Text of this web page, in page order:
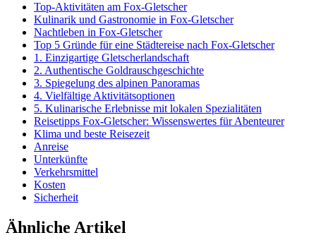
Top-Aktivitäten am Fox-Gletscher
Kulinarik und Gastronomie in Fox-Gletscher
Nachtleben in Fox-Gletscher
Top 5 Gründe für eine Städtereise nach Fox-Gletscher
1. Einzigartige Gletscherlandschaft
2. Authentische Goldrauschgeschichte
3. Spiegelung des alpinen Panoramas
4. Vielfältige Aktivitätsoptionen
5. Kulinarische Erlebnisse mit lokalen Spezialitäten
Reisetipps Fox-Gletscher: Wissenswertes für Abenteurer
Klima und beste Reisezeit
Anreise
Unterkünfte
Verkehrsmittel
Kosten
Sicherheit
Ähnliche Artikel